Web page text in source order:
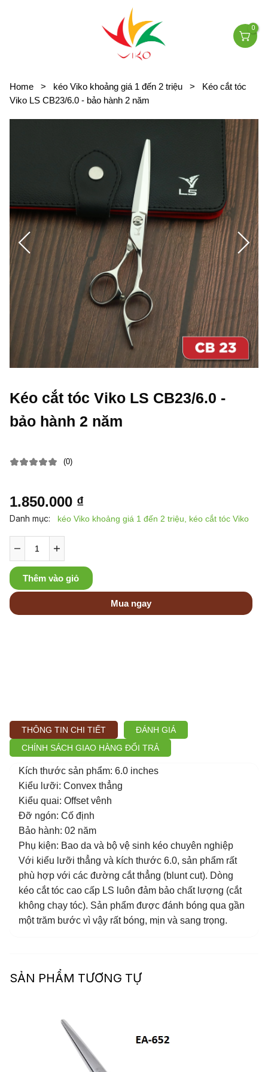
0
Home > kéo Viko khoảng giá 1 đến 2 triệu >
Kéo cắt tóc
Viko LS CB23/6.0 - bảo hành 2 năm
Kéo cắt tóc Viko LS CB23/6.0 -
bảo hành 2 năm
(0)
1.850.000 ₫
Thêm vào giỏ
Mua ngay
Danh mục: kéo Viko khoảng giá 1 đến 2 triệu, kéo cắt tóc Viko
THÔNG TIN CHI TIẾT
ĐÁNH GIÁ
CHÍNH SÁCH GIAO HÀNG ĐỔI TRẢ
Kích thước sản phẩm: 6.0 inches
Kiểu lưỡi: Convex thẳng
Kiểu quai: Offset vênh
Đỡ ngón: Cố định
Bảo hành: 02 năm
Phụ kiện: Bao da và bộ vệ sinh kéo chuyên nghiệp
Với kiểu lưỡi thẳng và kích thước 6.0, sản phẩm rất
phù hợp với các đường cắt thẳng (blunt cut). Dòng
kéo cắt tóc cao cấp LS luôn đảm bảo chất lượng (cắt
không chạy tóc). Sản phẩm được đánh bóng qua gần
một trăm bước vì vậy rất bóng, mịn và sang trọng.
SẢN PHẨM TƯƠNG TỰ